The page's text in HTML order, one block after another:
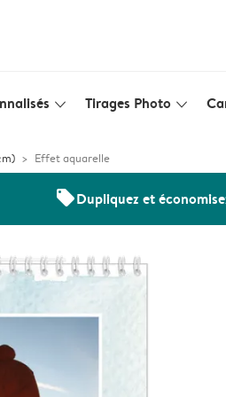
slim_arrow_down Tirages Photo slim_arrow_down
Effet aquarelle
offersDupliquez et